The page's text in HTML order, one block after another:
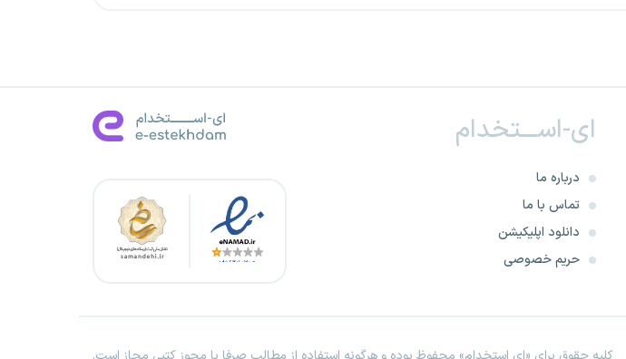
ای-اســـتخدام
درباره ما
تماس با ما
دانلود اپلیکیشن
حریم خصوصی